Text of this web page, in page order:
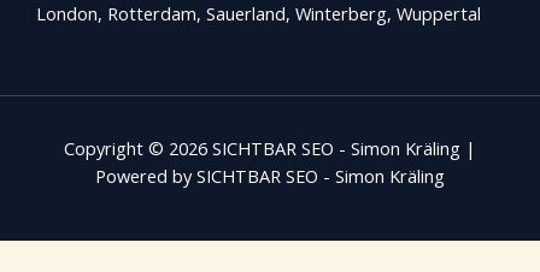
London, Rotterdam, Sauerland, Winterberg, Wuppertal
Copyright © 2026 SICHTBAR SEO - Simon Kräling |
Powered by SICHTBAR SEO - Simon Kräling